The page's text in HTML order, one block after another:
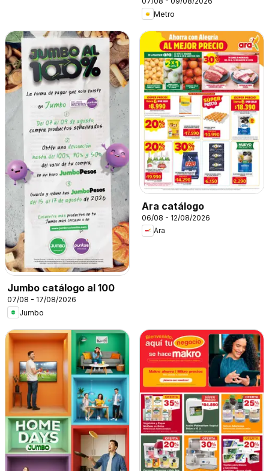
Metro
Jumbo catálogo al 100
07/08 - 17/08/2026
Jumbo
Ara catálogo
06/08 - 12/08/2026
Ara